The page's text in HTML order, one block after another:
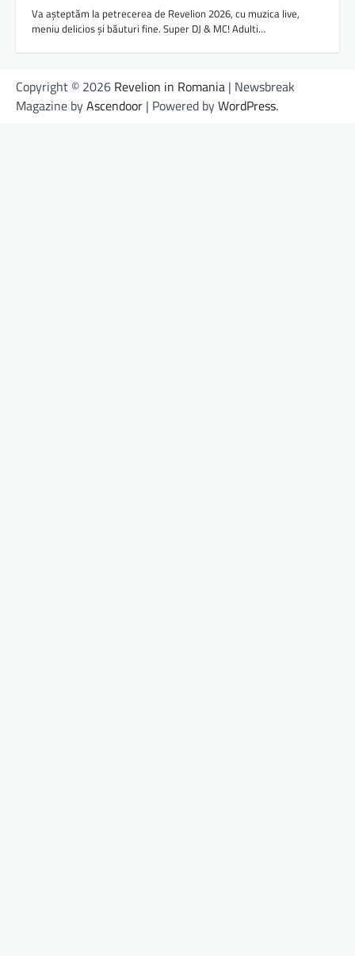
Va așteptăm la petrecerea de Revelion 2026, cu muzica live,
meniu delicios și băuturi fine. Super DJ & MC! Adulti…
Copyright © 2026 Revelion in Romania | Newsbreak
Magazine byAscendoor | Powered byWordPress.